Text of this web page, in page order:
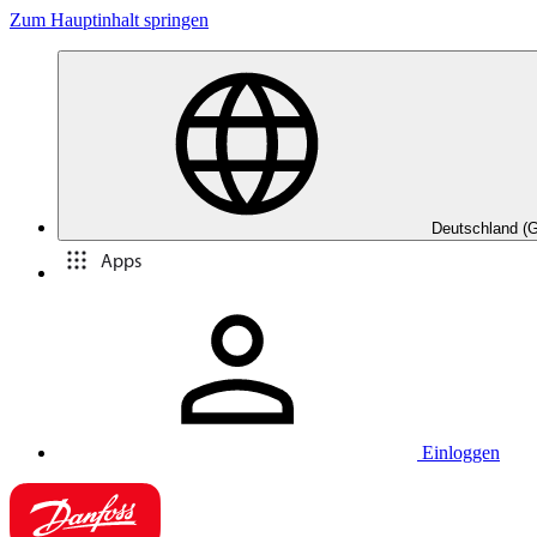
Zum Hauptinhalt springen
Deutschland
Apps
Einloggen